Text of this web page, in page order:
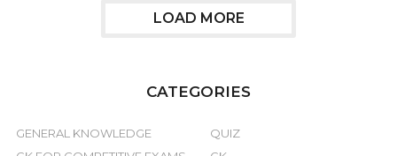
LOAD MORE
CATEGORIES
GENERAL KNOWLEDGE
QUIZ